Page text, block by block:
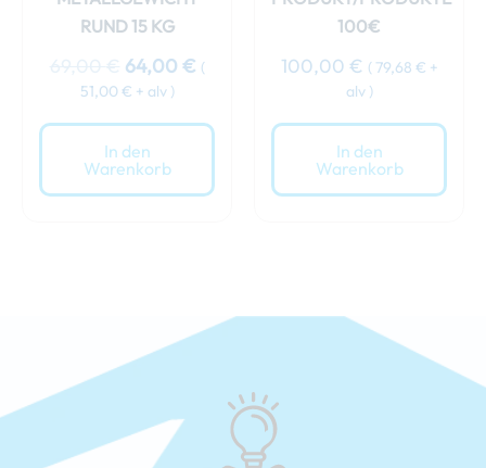
RUND 15 KG
64,00 € (
51,00€ + alv )
In den
Warenkorb
100€
100,00 € ( 79,68 € +
alv )
In den
Warenkorb